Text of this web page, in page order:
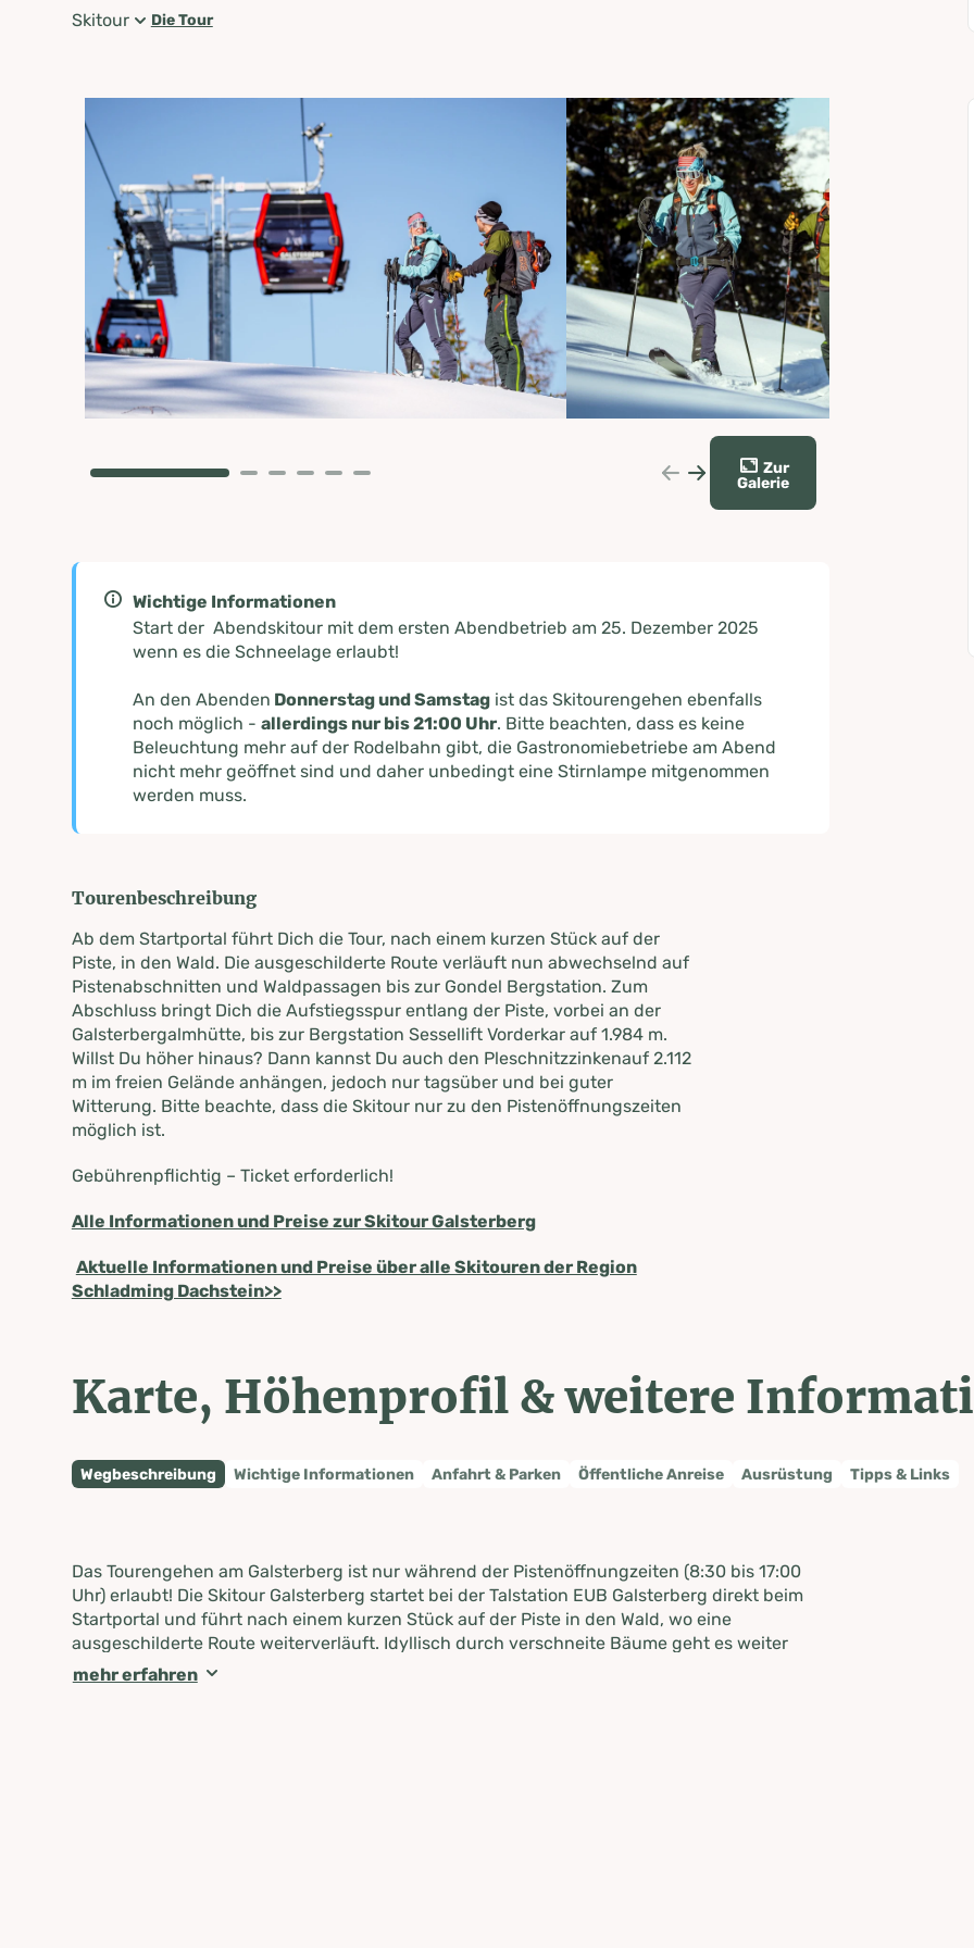
Skitour Die Tour
Zur
Galerie
Wichtige Informationen
Start der Abendskitour mit dem ersten Abendbetrieb am 25. Dezember 2025
wenn es die Schneelage erlaubt!
An den Abenden Donnerstag und Samstagist das Skitourengehen ebenfalls
noch möglich - allerdings nur bis 21:00 Uhr. Bitte beachten, dass es keine
Beleuchtung mehr auf der Rodelbahn gibt, die Gastronomiebetriebe am Abend
nicht mehr geöffnet sind und daher unbedingt eine Stirnlampe mitgenommen
werden muss.
Tourenbeschreibung
Ab dem Startportal führt Dich die Tour, nach einem kurzen Stück auf der
Piste, in den Wald. Die ausgeschilderte Route verläuft nun abwechselnd auf
Pistenabschnitten und Waldpassagen bis zur Gondel Bergstation. Zum
Abschluss bringt Dich die Aufstiegsspur entlang der Piste, vorbei an der
Galsterbergalmhütte, bis zur Bergstation Sessellift Vorderkar auf 1.984 m.
Willst Du höher hinaus? Dann kannst Du auch den Pleschnitzzinkenauf 2.112
m im freien Gelände anhängen, jedoch nur tagsüber und bei guter
Witterung. Bitte beachte, dass die Skitour nur zu den Pistenöffnungszeiten
möglich ist.
Gebührenpflichtig – Ticket erforderlich!
Alle Informationen und Preise zur Skitour Galsterberg
Aktuelle Informationen und Preise über alle Skitouren der Region
Schladming Dachstein>>
Karte, Höhenprofil & weitere
Wegbeschreibung Wichtige Informationen Anfahrt & Parken Öffentliche Anreise Ausrüstung Tipps & Links
Das Tourengehen am Galsterberg ist nur während der Pistenöffnungzeiten (8:30 bis 17:00
Uhr) erlaubt! Die Skitour Galsterberg startet bei der Talstation EUB Galsterberg direkt beim
Startportal und führt nach einem kurzen Stück auf der Piste in den Wald, wo eine
ausgeschilderte Route weiterverläuft. Idyllisch durch verschneite Bäume geht es weiter
hinauf Richtung GUB Bergstation, mit teils Pistenabschnitten und Waldpassagen. Ab dann
mehr erfahren